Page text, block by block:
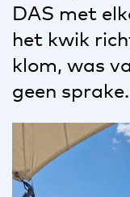
DAS met
het kwik
klom, was
geen sprake.